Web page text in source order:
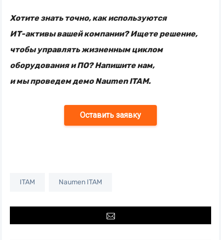
Хотите знать точно, как используются
ИТ-активывашей компании? Ищете решение,
чтобы управлять жизненным циклом
оборудования и ПО? Напишите нам,
и мы проведем демо Naumen ITAM.
Оставить заявку
ITAM Naumen ITAM